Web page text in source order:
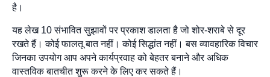
है।
यह लेख 10 संभावित सुझावों पर प्रकाश डालता है जो शोर-शराबे से दूर
रखते हैं। कोई फालतू बात नहीं। कोई सिद्धांत नहीं। बस व्यावहारिक विचार
जिनका उपयोग आप अपने कार्यप्रवाह को बेहतर बनाने और अधिक
वास्तविक बातचीत शुरू करने के लिए कर सकते हैं।